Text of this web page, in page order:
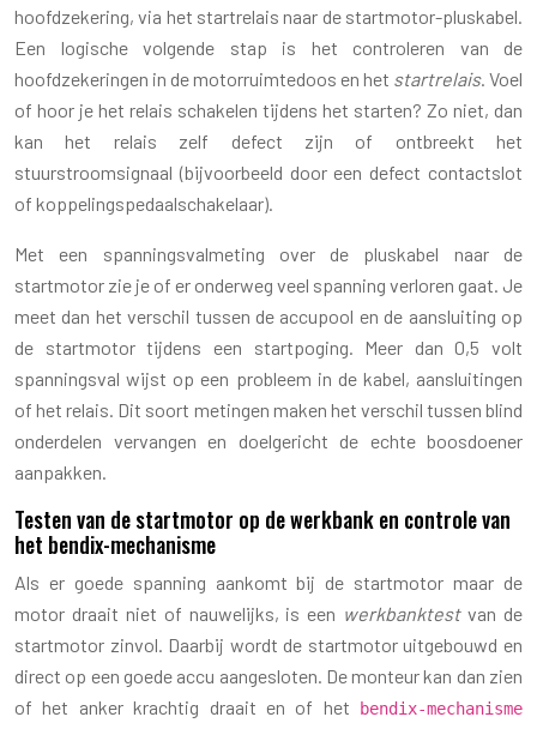
hoofdzekering, via het startrelais naar de startmotor-pluskabel.
Een logische volgende stap is het controleren van de
hoofdzekeringen in de motorruimtedoos en het startrelais. Voel
of hoor je het relais schakelen tijdens het starten? Zo niet, dan
kan het relais zelf defect zijn of ontbreekt het
stuurstroomsignaal (bijvoorbeeld door een defect contactslot
of koppelingspedaalschakelaar).
Met een spanningsvalmeting over de pluskabel naar de
startmotor zie je of er onderweg veel spanning verloren gaat. Je
meet dan het verschil tussen de accupool en de aansluiting op
de startmotor tijdens een startpoging. Meer dan 0,5 volt
spanningsval wijst op een probleem in de kabel, aansluitingen
of het relais. Dit soort metingen maken het verschil tussen blind
onderdelen vervangen en doelgericht de echte boosdoener
aanpakken.
Testen van de startmotor op de werkbank en controle van
het bendix-mechanisme
Als er goede spanning aankomt bij de startmotor maar de
motor draait niet of nauwelijks, is een werkbanktestvan de
startmotor zinvol. Daarbij wordt de startmotor uitgebouwd en
direct op een goede accu aangesloten. De monteur kan dan zien
of het anker krachtig draait en of het
bendix-mechanisme